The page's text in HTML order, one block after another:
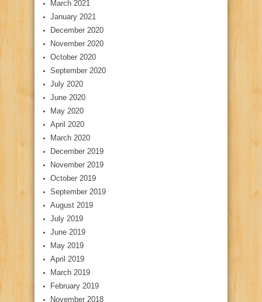
March 2021
January 2021
December 2020
November 2020
October 2020
September 2020
July 2020
June 2020
May 2020
April 2020
March 2020
December 2019
November 2019
October 2019
September 2019
August 2019
July 2019
June 2019
May 2019
April 2019
March 2019
February 2019
November 2018